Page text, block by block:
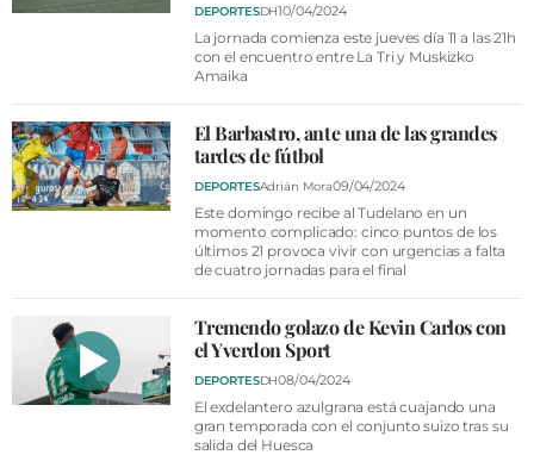
CULTURA
SOCIEDAD
OPINIÓN
VÍDEOS
CONTACTAR
FIESTAS EN EL ALTO ARAGÓN
FIESTAS DE SAN LORENZO
DEPORTESDH10/04/2024
La jornada comienza este jueves día 11 a las 21h
con el encuentro entre La Tri y Muskizko
Amaika
El Barbastro, ante una de las grandes
tardes de fútbol
DEPORTESAdrián Mora09/04/2024
Este domingo recibe al Tudelano en un
momento complicado: cinco puntos de los
últimos 21 provoca vivir con urgencias a falta
de cuatro jornadas para el final
Tremendo golazo de Kevin Carlos con
el Yverdon Sport
DEPORTESDH08/04/2024
El exdelantero azulgrana está cuajando una
gran temporada con el conjunto suizo tras su
salida del Huesca